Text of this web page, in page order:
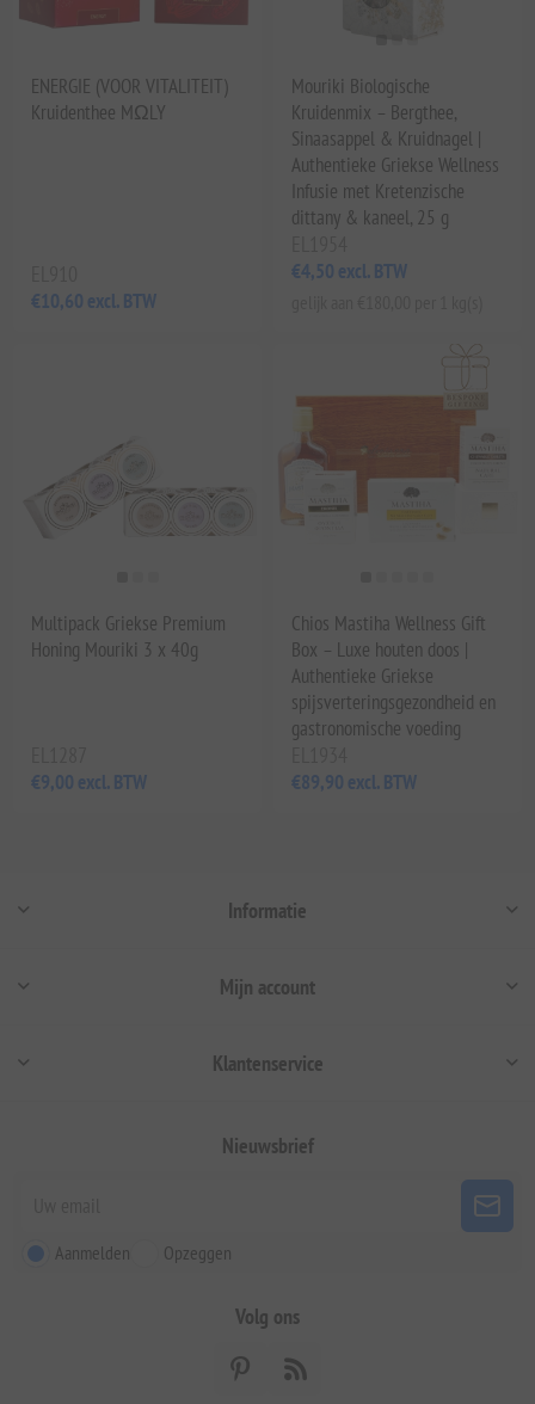
ENERGIE (VOOR VITALITEIT)
Kruidenthee MΩLY
€10,60 excl. BTW
Mouriki Biologische
Kruidenmix – Bergthee,
Sinaasappel & Kruidnagel |
Authentieke Griekse Wellness
Infusie met Kretenzische
dittany & kaneel, 25 g
€4,50 excl. BTW
Multipack Griekse Premium
Honing Mouriki 3 x 40g
€9,00 excl. BTW
Chios Mastiha Wellness Gift
Box – Luxe houten doos |
Authentieke Griekse
spijsverteringsgezondheid en
gastronomische voeding
€89,90 excl. BTW
Informatie
Mijn account
Klantenservice
Nieuwsbrief
Aanmelden Opzeggen
Volg ons